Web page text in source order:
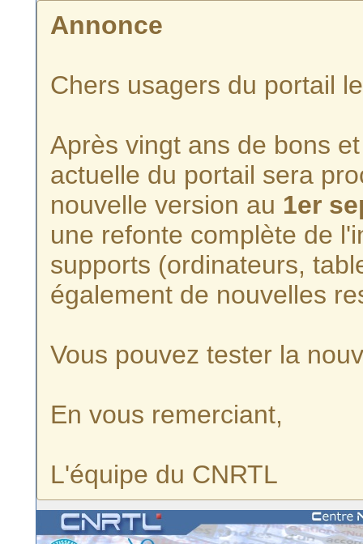
Annonce
Chers usagers du portail
Après vingt ans de bons
actuelle du portail sera
nouvelle version au 1er
une refonte complète de
supports (ordinateurs,
également de nouvelles
Vous pouvez tester la
En vous remerciant,
L'équipe du CNRTL